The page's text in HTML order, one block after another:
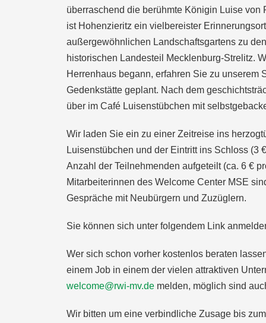
überraschend die berühmte Königin Luise
ist Hohenzieritz ein vielbereister
außergewöhnlichen Landschaftsgartens zu
historischen Landesteil Mecklenburg-Strelitz.
Herrenhaus begann, erfahren Sie zu unserem
Gedenkstätte geplant. Nach dem
über im Café Luisenstübchen mit
Wir laden Sie ein zu einer Zeitreise ins
Luisenstübchen und der Eintritt ins Schloss (3
Anzahl der Teilnehmenden aufgeteilt (ca. 6 €
Mitarbeiterinnen des Welcome Center MSE
Gespräche mit Neubürgern und Zuzüglern.
Sie können sich unter folgendem Link
Wer sich schon vorher kostenlos beraten
einem Job in einem der vielen attraktiven
welcome@rwi-mv.de melden, möglich sind
Wir bitten um eine verbindliche Zusage bis